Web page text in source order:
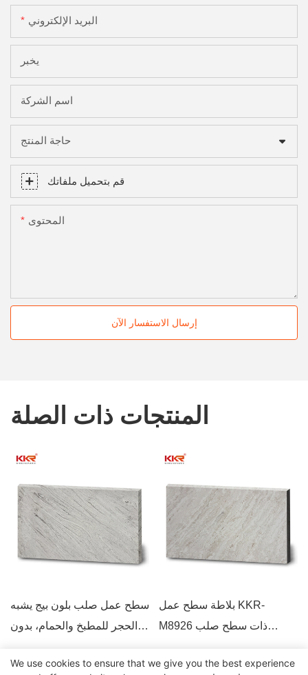
البريد الإلكتروني
يخبر
اسم الشركة
حاجة المنتج
قم بتحميل ملفاتك
المحتوى
إرسال الاستفسار الآن
المنتجات ذات الصلة
سطح عمل صلب بلون بيج يشبه
الحجر للمطبخ والحمام، بدون
بلاطة سطح عمل KKR-
M8926 ذات سطح صلب
المطبخ وطاولة الحمام ومواد
We use cookies to ensure that we give you the best experience